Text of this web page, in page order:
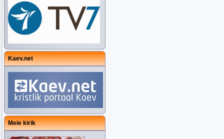
Kaev.net
Meie kirik